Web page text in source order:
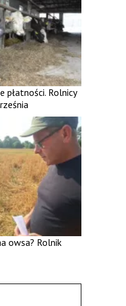
płatności. Rolnicy
owsa? Rolnik